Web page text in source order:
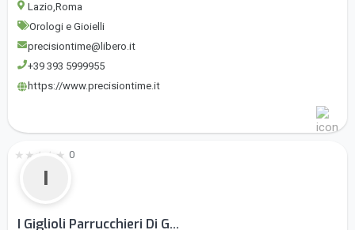
Lazio,Roma
Orologi e Gioielli
precisiontime@libero.it
+39 393 5999955
https://www.precisiontime.it
I
★ ★ ★ ★ ★ 0
I Giglioli Parrucchieri Di G...